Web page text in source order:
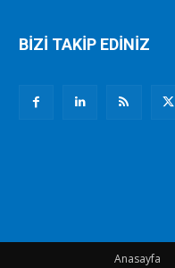
BİZİ TAKİP EDİNİZ
Anasayfa